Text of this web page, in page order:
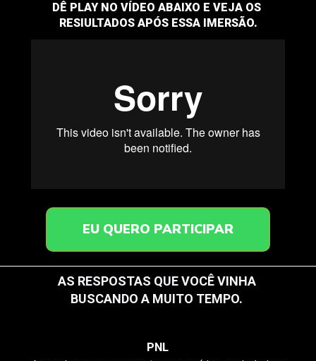
EU QUERO PARTICIPAR
DÊ PLAY NO VÍDEO ABAIXO E VEJA OS
RESIULTADOS APÓS ESSA IMERSÃO.
PNL
AS RESPOSTAS QUE VOCÊ VINHA
BUSCANDO A MUITO TEMPO.